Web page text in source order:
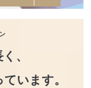
、
います。